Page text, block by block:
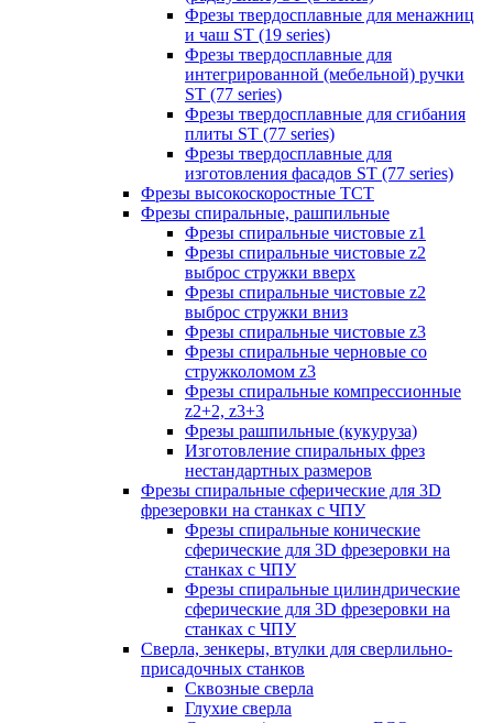
Фрезы твердосплавные для менажниц
и чаш ST (19 series)
Фрезы твердосплавные для
интегрированной (мебельной) ручки
ST (77 series)
Фрезы твердосплавные для сгибания
плиты ST (77 series)
Фрезы твердосплавные для
изготовления фасадов ST (77 series)
Фрезы высокоскоростные ТСТ
Фрезы спиральные, рашпильные
Фрезы спиральные чистовые z1
Фрезы спиральные чистовые z2
выброс стружки вверх
Фрезы спиральные чистовые z2
выброс стружки вниз
Фрезы спиральные чистовые z3
Фрезы спиральные черновые со
стружколомом z3
Фрезы спиральные компрессионные
z2+2, z3+3
Фрезы рашпильные (кукуруза)
Изготовление спиральных фрез
нестандартных размеров
Фрезы спиральные сферические для 3D
фрезеровки на станках с ЧПУ
Фрезы спиральные конические
сферические для 3D фрезеровки на
станках с ЧПУ
Фрезы спиральные цилиндрические
сферические для 3D фрезеровки на
станках с ЧПУ
Сверла, зенкеры, втулки для сверлильно-
присадочных станков
Сквозные сверла
Глухие сверла